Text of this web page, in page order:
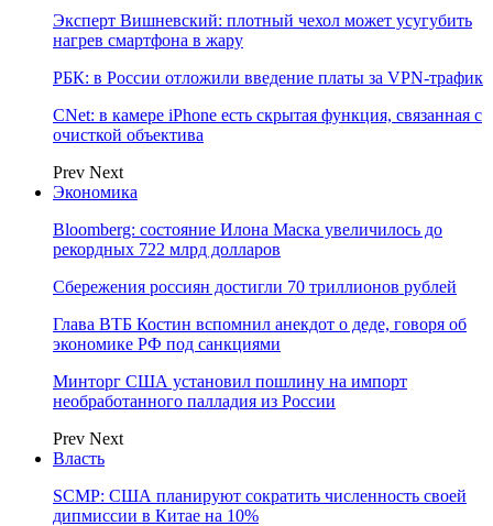
Эксперт Вишневский: плотный чехол может усугубить
нагрев смартфона в жару
РБК: в России отложили введение платы за VPN-трафик
CNet: в камере iPhone есть скрытая функция, связанная с
очисткой объектива
Prev Next
Экономика
Bloomberg: состояние Илона Маска увеличилось до
рекордных 722 млрд долларов
Сбережения россиян достигли 70 триллионов рублей
Глава ВТБ Костин вспомнил анекдот о деде, говоря об
экономике РФ под санкциями
Минторг США установил пошлину на импорт
необработанного палладия из России
Prev Next
Власть
SCMP: США планируют сократить численность своей
дипмиссии в Китае на 10%